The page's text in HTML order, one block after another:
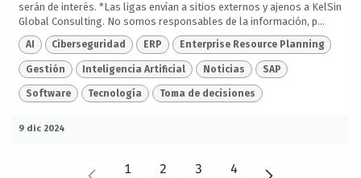
serán de interés. *Las ligas envían a sitios externos y ajenos a KelSin
Global Consulting. No somos responsables de la información, p...
AI Ciberseguridad ERP Enterprise Resource Planning
Gestión Inteligencia Artificial Noticias SAP
Software Tecnología Toma de decisiones
9 dic 2024
1 2 3 4